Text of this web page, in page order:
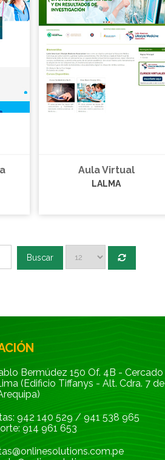
Aula Virtual
LALMA
Buscar
Bermúdez 150 Of. 4B - Cercado
(Edificio Tiffanys - Alt. Cdra. 7 de
942 140 529 /941 538 965
914 961 653